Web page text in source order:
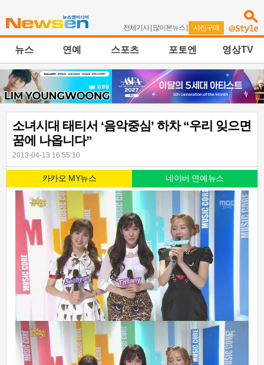
전체기사| 많이본뉴스 | 사진구매
뉴스 연예 스포츠 포토엔 영상TV
소녀시대 태티서 ‘음악중심’ 하차 “우리 잊으면
꿈에 나옵니다”
2013-04-13 16:55:10
카카오 MY뉴스 네이버 연예뉴스